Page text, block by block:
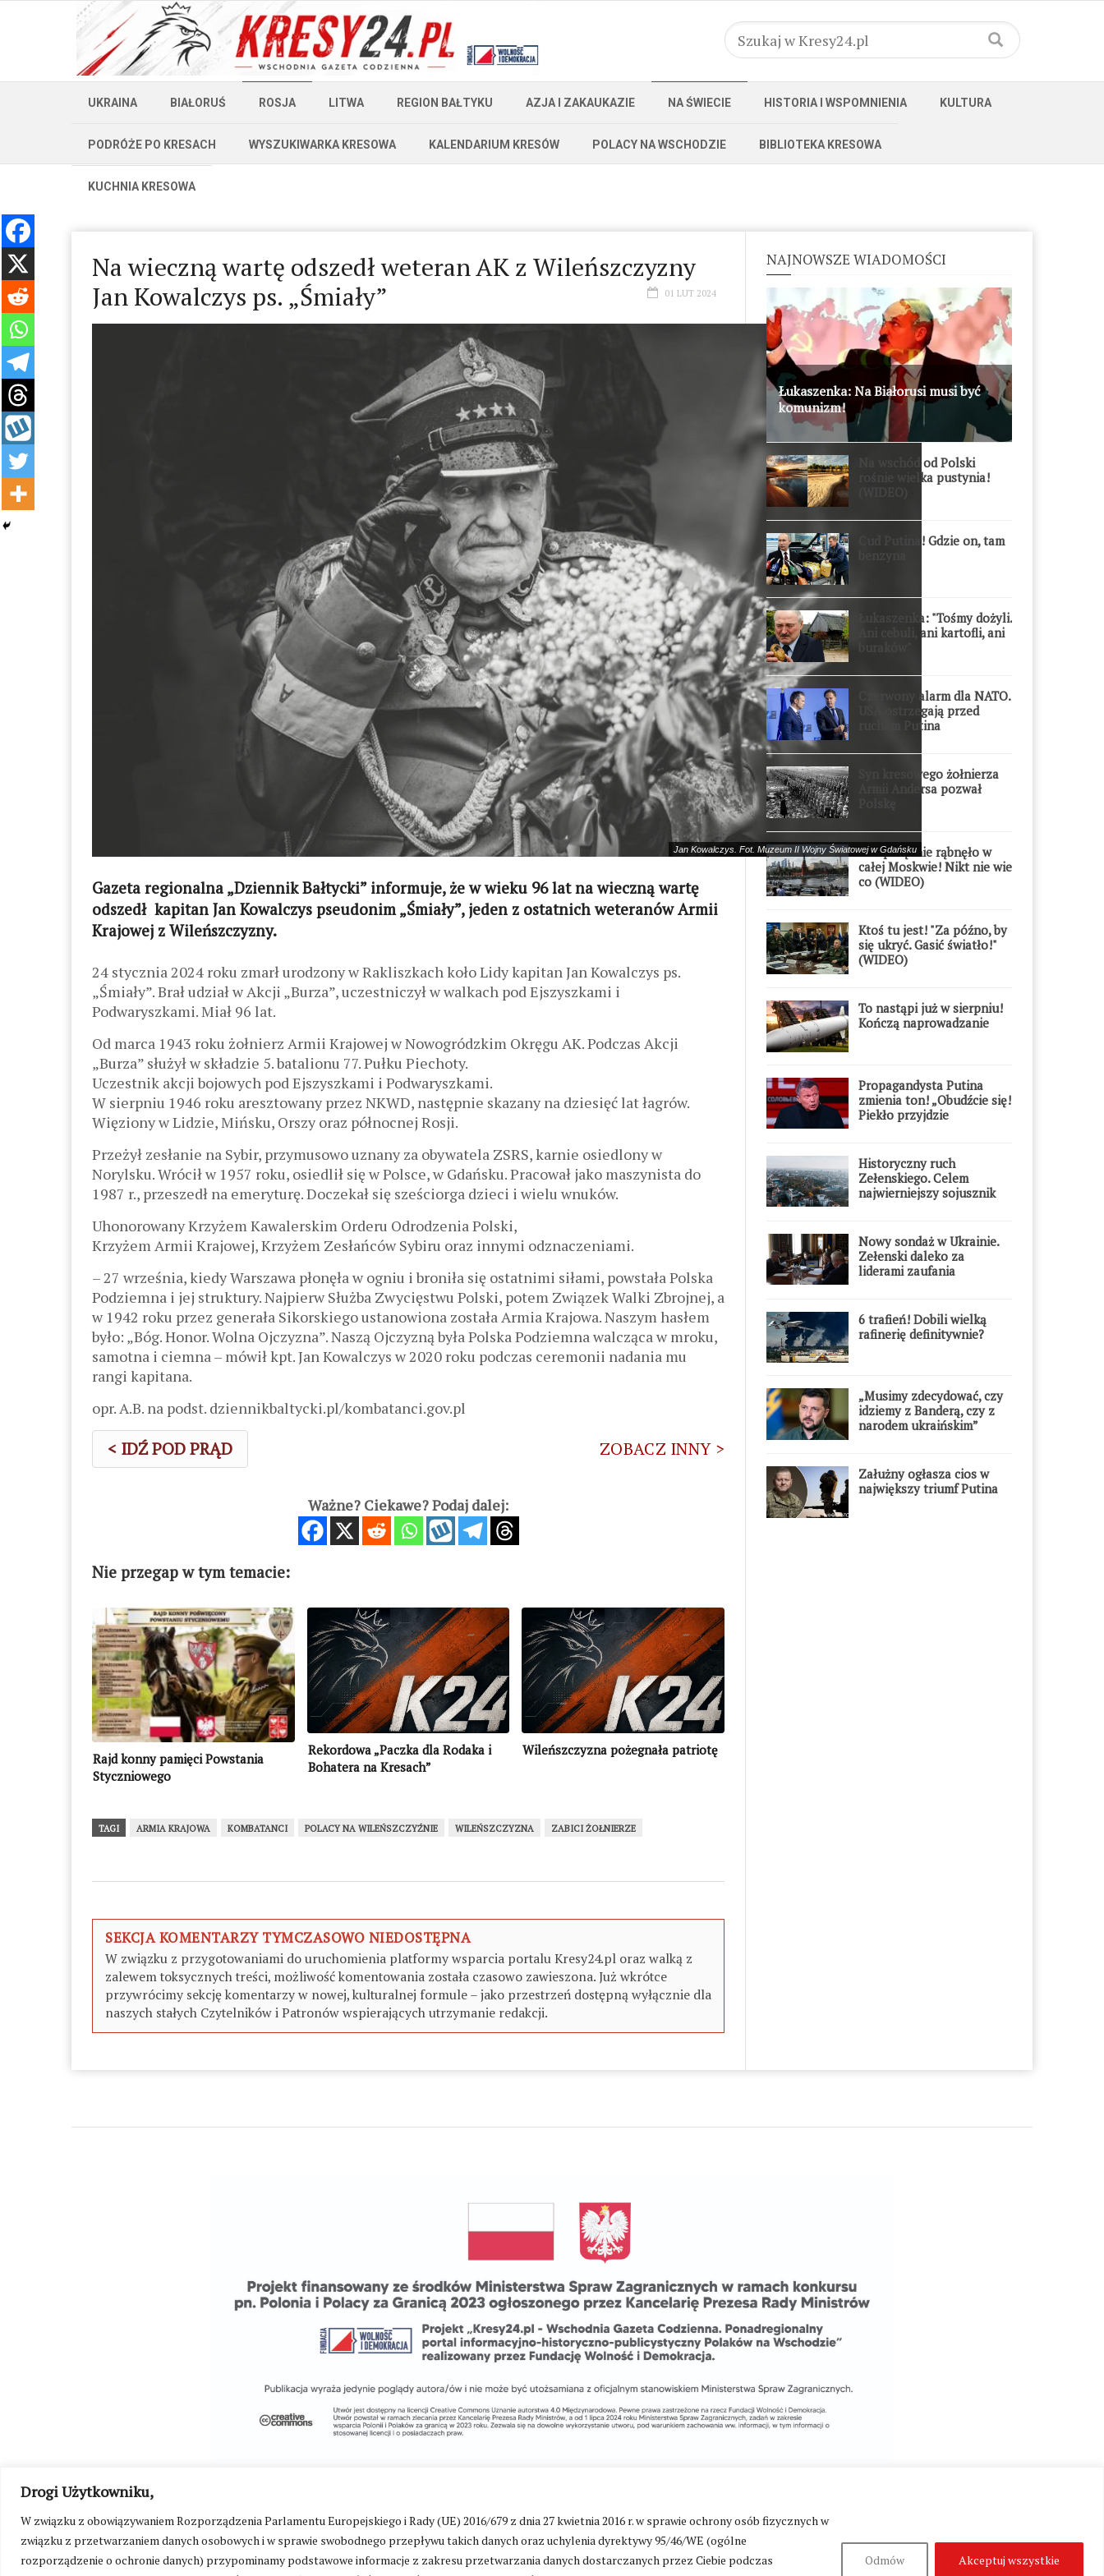
Drogi Użytkowniku,
W związku z obowiązywaniem Rozporządzenia Parlamentu Europejskiego i Rady (UE) 2016/679 z dnia 27 kwietnia 2016 r. w sprawie ochrony osób fizycznych w
związku z przetwarzaniem danych osobowych i w sprawie swobodnego przepływu takich danych oraz uchylenia dyrektywy 95/46/WE (ogólne
rozporządzenie o ochronie danych) przypominamy podstawowe informacje z zakresu przetwarzania danych dostarczanych przez Ciebie podczas
Odmów Akceptuj wszystkie
UKRAINA BIAŁORUŚ ROSJA LITWA REGION BAŁTYKU AZJA I ZAKAUKAZIE NA ŚWIECIE HISTORIA I WSPOMNIENIA KULTURA
PODRÓŻE PO KRESACH WYSZUKIWARKA KRESOWA KALENDARIUM KRESÓW POLACY NA WSCHODZIE BIBLIOTEKA KRESOWA
KUCHNIA KRESOWA
Na wieczną wartę odszedł weteran AK z Wileńszczyzny
Jan Kowalczys ps. „Śmiały”
01 LUT 2024
Jan Kowalczys. Fot. Muzeum II Wojny Światowej w Gdańsku
Gazeta regionalna „Dziennik Bałtycki” informuje, że w wieku 96 lat na wieczną wartę
odszedł kapitan Jan Kowalczys pseudonim „Śmiały”, jeden z ostatnich weteranów Armii
Krajowej z Wileńszczyzny.
24 stycznia 2024 roku zmarł urodzony w Rakliszkach koło Lidy kapitan Jan Kowalczys ps.
„Śmiały”. Brał udział w Akcji „Burza”, uczestniczył w walkach pod Ejszyszkami i
Podwaryszkami. Miał 96 lat.
Od marca 1943 roku żołnierz Armii Krajowej w Nowogródzkim Okręgu AK. Podczas Akcji
„Burza” służył w składzie 5. batalionu 77. Pułku Piechoty.
Uczestnik akcji bojowych pod Ejszyszkami i Podwaryszkami.
W sierpniu 1946 roku aresztowany przez NKWD, następnie skazany na dziesięć lat łagrów.
Więziony w Lidzie, Mińsku, Orszy oraz północnej Rosji.
Przeżył zesłanie na Sybir, przymusowo uznany za obywatela ZSRS, karnie osiedlony w
Norylsku. Wrócił w 1957 roku, osiedlił się w Polsce, w Gdańsku. Pracował jako maszynista do
1987 r., przeszedł na emeryturę. Doczekał się sześciorga dzieci i wielu wnuków.
Uhonorowany Krzyżem Kawalerskim Orderu Odrodzenia Polski,
Krzyżem Armii Krajowej, Krzyżem Zesłańców Sybiru oraz innymi odznaczeniami.
– 27 września, kiedy Warszawa płonęła w ogniu i broniła się ostatnimi siłami, powstała Polska
Podziemna i jej struktury. Najpierw Służba Zwycięstwu Polski, potem Związek Walki Zbrojnej, a
w 1942 roku przez generała Sikorskiego ustanowiona została Armia Krajowa. Naszym hasłem
było: „Bóg. Honor. Wolna Ojczyzna”. Naszą Ojczyzną była Polska Podziemna walcząca w mroku,
samotna i ciemna – mówił kpt. Jan Kowalczys w 2020 roku podczas ceremonii nadania mu
rangi kapitana.
opr. A.B. na podst. dziennikbaltycki.pl/kombatanci.gov.pl
< IDŹ POD PRĄD ZOBACZ INNY >
Ważne? Ciekawe? Podaj dalej:
Nie przegap w tym temacie:
Rajd konny pamięci Powstania
Styczniowego
Rekordowa „Paczka dla Rodaka i
Bohatera na Kresach”
Wileńszczyzna pożegnała patriotę
TAGI ARMIA KRAJOWA KOMBATANCI POLACY NA WILEŃSZCZYŹNIE WILEŃSZCZYZNA ZABICI ŻOŁNIERZE
SEKCJA KOMENTARZY TYMCZASOWO NIEDOSTĘPNA
W związku z przygotowaniami do uruchomienia platformy wsparcia portalu Kresy24.pl oraz walką z
zalewem toksycznych treści, możliwość komentowania została czasowo zawieszona. Już wkrótce
przywrócimy sekcję komentarzy w nowej, kulturalnej formule – jako przestrzeń dostępną wyłącznie dla
naszych stałych Czytelników i Patronów wspierających utrzymanie redakcji.
NAJNOWSZE WIADOMOŚCI
Łukaszenka: Na Białorusi musi być
komunizm!
Na wschód od Polski
rośnie wielka pustynia!
Cud Putina! Gdzie on, tam
Łukaszenka: "Tośmy dożyli.
Ani cebuli, ani kartofli, ani
Czerwony alarm dla NATO.
USA ostrzegają przed
ruchem Putina
Syn kresowego żołnierza
Armii Andersa pozwał
Coś potężnie rąbnęło w
całej Moskwie! Nikt nie wie
co (WIDEO)
Ktoś tu jest! "Za późno, by
się ukryć. Gasić światło!"
(WIDEO)
To nastąpi już w sierpniu!
Kończą naprowadzanie
Propagandysta Putina
zmienia ton! „Obudźcie się!
Piekło przyjdzie
Historyczny ruch
Zełenskiego. Celem
najwierniejszy sojusznik
Nowy sondaż w Ukrainie.
Zełenski daleko za
liderami zaufania
6 trafień! Dobili wielką
rafinerię definitywnie?
„Musimy zdecydować, czy
idziemy z Banderą, czy z
narodem ukraińskim”
Załużny ogłasza cios w
największy triumf Putina